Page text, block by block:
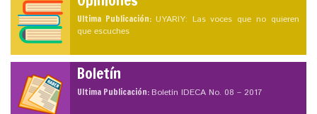
Ultima Publicación: UYARIY: Las voces que no quieren
que escuches
Boletín
Ultima Publicación:Boletín IDECA No. 08 – 2017